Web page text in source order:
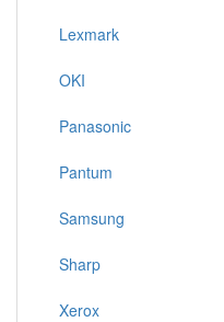
Lexmark
OKI
Panasonic
Pantum
Samsung
Sharp
Xerox